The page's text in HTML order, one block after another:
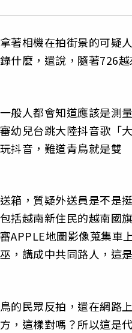
著相機在拍街景的可疑
什麼，還說，隨著726
般人都會知道應該是測
幼兒台跳大陸抖音歌「
抖音，難道青鳥就是雙
箱，質疑外送員是不是
括越南新住民的越南國
APPLE地圖影像蒐集車
，講成中共同路人，這
的民眾反拍，還在網路
，這樣對嗎？所以這是